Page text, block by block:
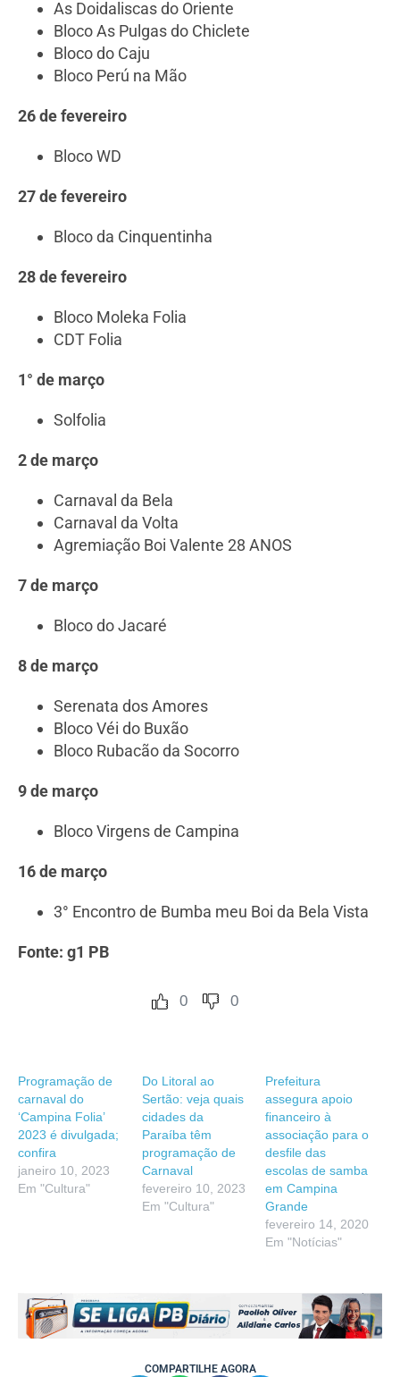
As Doidaliscas do Oriente
Bloco As Pulgas do Chiclete
Bloco do Caju
Bloco Perú na Mão
26 de fevereiro
Bloco WD
27 de fevereiro
Bloco da Cinquentinha
28 de fevereiro
Bloco Moleka Folia
CDT Folia
1° de março
Solfolia
2 de março
Carnaval da Bela
Carnaval da Volta
Agremiação Boi Valente 28 ANOS
7 de março
Bloco do Jacaré
8 de março
Serenata dos Amores
Bloco Véi do Buxão
Bloco Rubacão da Socorro
9 de março
Bloco Virgens de Campina
16 de março
3° Encontro de Bumba meu Boi da Bela Vista
Fonte: g1 PB
0 0
Programação de
carnaval do
‘Campina Folia’
2023 é divulgada;
confira
janeiro 10, 2023
Em "Cultura"
Do Litoral ao
Sertão: veja quais
cidades da
Paraíba têm
programação de
Carnaval
fevereiro 10, 2023
Em "Cultura"
Prefeitura
assegura apoio
financeiro à
associação para o
desfile das
escolas de samba
em Campina
Grande
fevereiro 14, 2020
Em "Notícias"
COMPARTILHE AGORA